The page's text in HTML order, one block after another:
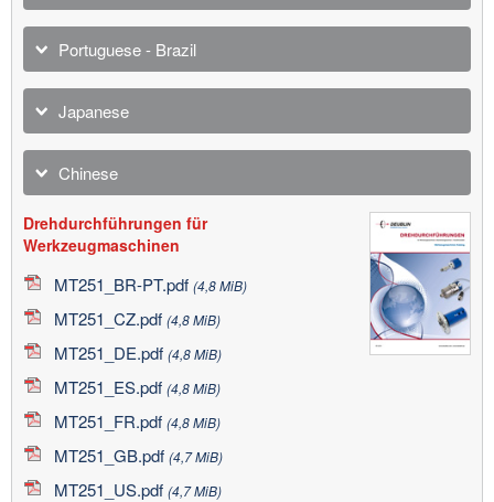
Portuguese - Brazil
Japanese
Chinese
Drehdurchführungen für
Werkzeugmaschinen
MT251_BR-PT.pdf (4,8 MiB)
MT251_CZ.pdf (4,8 MiB)
MT251_DE.pdf (4,8 MiB)
MT251_ES.pdf (4,8 MiB)
MT251_FR.pdf (4,8 MiB)
MT251_GB.pdf (4,7 MiB)
MT251_US.pdf (4,7 MiB)